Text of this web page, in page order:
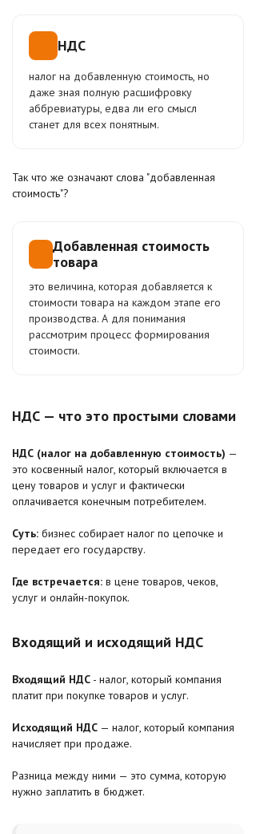
НДС
налог на добавленную стоимость, но
даже зная полную расшифровку
аббревиатуры, едва ли его смысл
станет для всех понятным.
Так что же означают слова "добавленная
стоимость"?
Добавленная стоимость
товара
это величина, которая добавляется к
стоимости товара на каждом этапе его
производства. А для понимания
рассмотрим процесс формирования
стоимости.
НДС — что это простыми словами
НДС (налог на добавленную стоимость) —
это косвенный налог, который включается в
цену товаров и услуг и фактически
оплачивается конечным потребителем.
Суть: бизнес собирает налог по цепочке и
передает его государству.
Где встречается: в цене товаров, чеков,
услуг и онлайн-покупок.
Входящий и исходящий НДС
Входящий НДС - налог, который компания
платит при покупке товаров и услуг.
Исходящий НДС — налог, который компания
начисляет при продаже.
Разница между ними — это сумма, которую
нужно заплатить в бюджет.